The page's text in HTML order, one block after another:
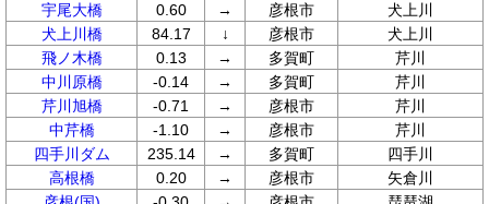
宇尾大橋
0.60 → 彦根市
犬上川
犬上川橋
84.17 ↓ 彦根市
犬上川
飛ノ木橋
0.13 → 多賀町
芹川
中川原橋
-0.14 → 多賀町
芹川
芹川旭橋
-0.71 → 彦根市
芹川
中芹橋
-1.10 → 彦根市
芹川
四手川ダム
235.14 → 多賀町
四手川
高根橋
0.20 → 彦根市
矢倉川